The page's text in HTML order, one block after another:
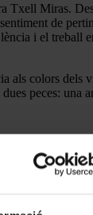
Txell Miras.
de
i el
als colors dels
peces: una